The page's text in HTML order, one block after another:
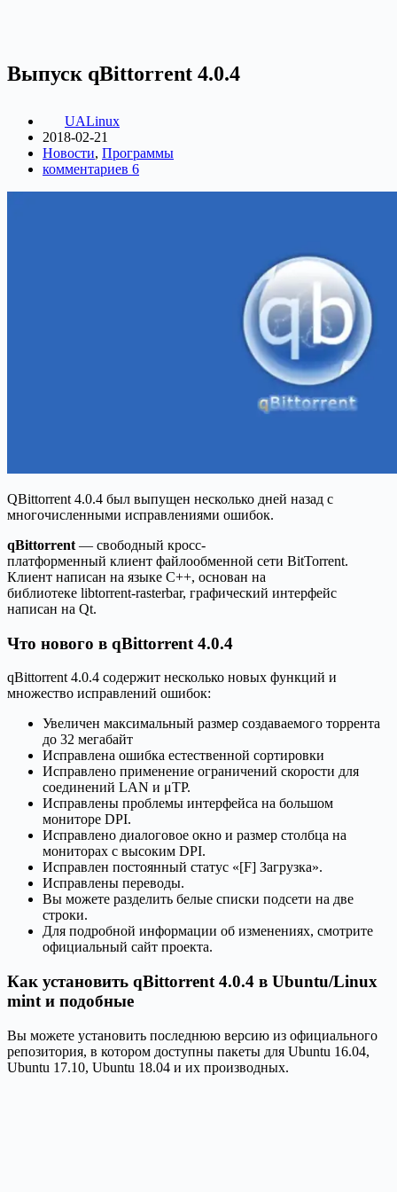
Выпуск qBittorrent 4.0.4
UALinux
2018-02-21
Новости, Программы
комментариев 6
QBittorrent 4.0.4 был выпущен несколько дней назад с
многочисленными исправлениями ошибок.
qBittorrent — свободный кросс-
платформенный клиент файлообменной сети BitTorrent.
Клиент написан на языке C++, основан на
библиотеке libtorrent-rasterbar, графический интерфейс
написан на Qt.
Что нового в qBittorrent 4.0.4
qBittorrent 4.0.4 содержит несколько новых функций и
множество исправлений ошибок:
Увеличен максимальный размер создаваемого торрента
до 32 мегабайт
Исправлена ошибка естественной сортировки
Исправлено применение ограничений скорости для
соединений LAN и μTP.
Исправлены проблемы интерфейса на большом
мониторе DPI.
Исправлено диалоговое окно и размер столбца на
мониторах с высоким DPI.
Исправлен постоянный статус «[F] Загрузка».
Исправлены переводы.
Вы можете разделить белые списки подсети на две
строки.
Для подробной информации об изменениях, смотрите
официальный сайт проекта.
Как установить qBittorrent 4.0.4 в Ubuntu/Linux
mint и подобные
Вы можете установить последнюю версию из официального
репозитория, в котором доступны пакеты для Ubuntu 16.04,
Ubuntu 17.10, Ubuntu 18.04 и их производных.